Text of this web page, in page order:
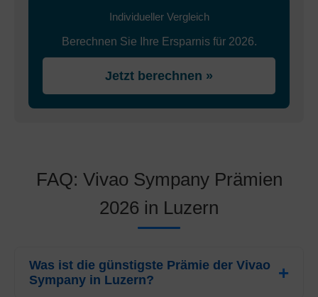
Individueller Vergleich
Berechnen Sie Ihre Ersparnis für 2026.
Jetzt berechnen »
FAQ: Vivao Sympany Prämien
2026 in Luzern
Was ist die günstigste Prämie der Vivao
Sympany in Luzern?